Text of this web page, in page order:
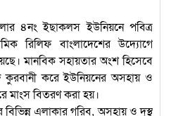
৪নং ইছাকলস ইউনিয়নে পবিত্র
রিলিফ বাংলাদেশের উদ্যোগে
মানবিক সহায়তার অংশ হিসেবে
কুরবানী করে ইউনিয়নের অসহায় ও
মাংস বিতরণ করা হয়।
এলাকার গরিব, অসহায় ও দুস্থ